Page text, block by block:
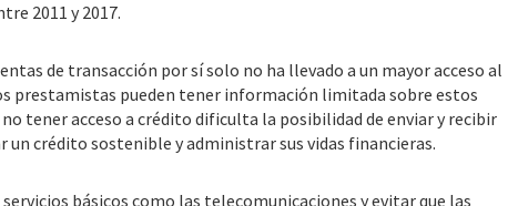
2011 y 2017.
de transacción por sí solo no ha llevado a un mayor acceso al
prestamistas pueden tener información limitada sobre estos
tener acceso a crédito dificulta la posibilidad de enviar y recibir
un crédito sostenible y administrar sus vidas financieras.
básicos como las telecomunicaciones y evitar que las